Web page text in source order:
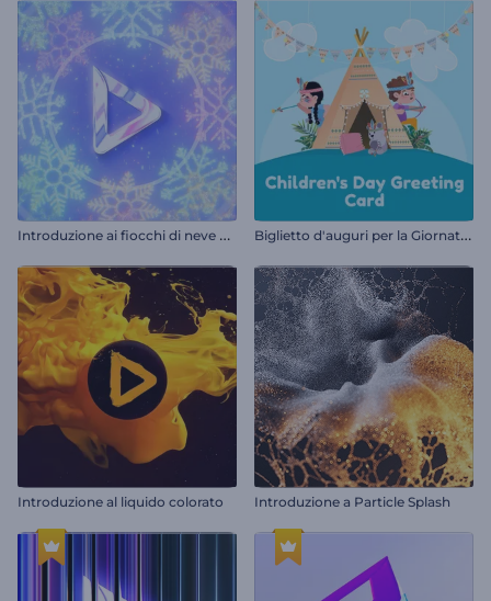
I
ntroduzione ai fiocchi di neve natalizi B
iglietto d'auguri per la Giornata dei bambini
Introduzione al liquido colorato Introduzione a Particle Splash